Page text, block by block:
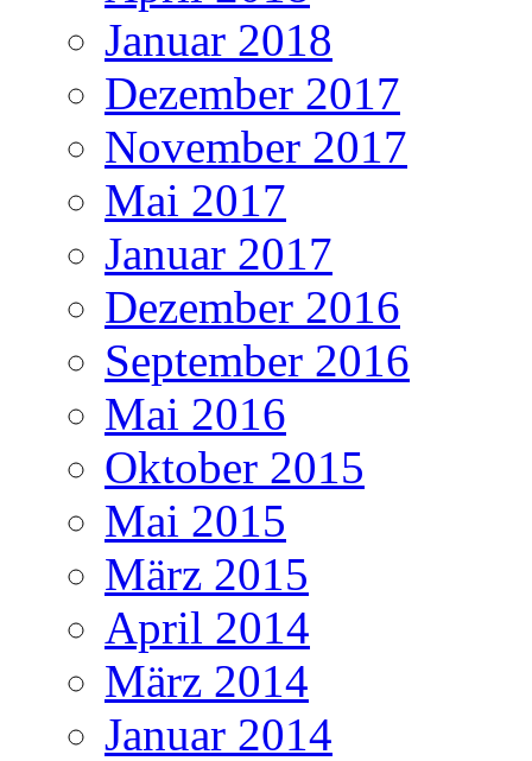
Januar 2018
Dezember 2017
November 2017
Mai 2017
Januar 2017
Dezember 2016
September 2016
Mai 2016
Oktober 2015
Mai 2015
März 2015
April 2014
März 2014
Januar 2014